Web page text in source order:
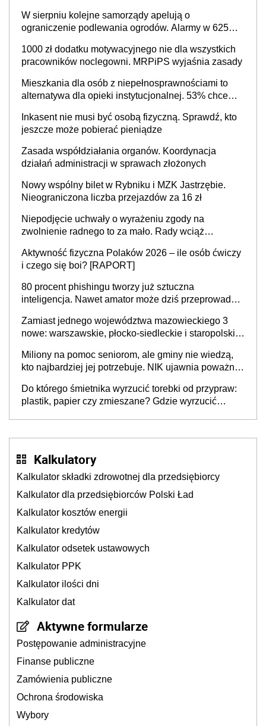
W sierpniu kolejne samorządy apelują o
ograniczenie podlewania ogrodów. Alarmy w 625
cały kraj
1000 zł dodatku motywacyjnego nie dla wszystkich
pracowników noclegowni. MRPiPS wyjaśnia zasady
Mieszkania dla osób z niepełnosprawnościami to
alternatywa dla opieki instytucjonalnej. 53% chce
Inkasent nie musi być osobą fizyczną. Sprawdź, kto
jeszcze może pobierać pieniądze
Zasada współdziałania organów. Koordynacja
działań administracji w sprawach złożonych
Nowy wspólny bilet w Rybniku i MZK Jastrzębie.
Nieograniczona liczba przejazdów za 16 zł
Niepodjęcie uchwały o wyrażeniu zgody na
zwolnienie radnego to za mało. Rady wciąż
sprawy
Aktywność fizyczna Polaków 2026 – ile osób ćwiczy
i czego się boi? [RAPORT]
80 procent phishingu tworzy już sztuczna
inteligencja. Nawet amator może dziś przeprowadzić
Zamiast jednego województwa mazowieckiego 3
nowe: warszawskie, płocko-siedleckie i staropolskie.
stołecznych
Miliony na pomoc seniorom, ale gminy nie wiedzą,
kto najbardziej jej potrzebuje. NIK ujawnia poważną
Do którego śmietnika wyrzucić torebki od przypraw:
plastik, papier czy zmieszane? Gdzie wyrzucić
Kalkulatory
Kalkulator składki zdrowotnej dla przedsiębiorcy
Kalkulator dla przedsiębiorców Polski Ład
Kalkulator kosztów energii
Kalkulator kredytów
Kalkulator odsetek ustawowych
Kalkulator PPK
Kalkulator ilości dni
Kalkulator dat
Aktywne formularze
Postępowanie administracyjne
Finanse publiczne
Zamówienia publiczne
Ochrona środowiska
Wybory